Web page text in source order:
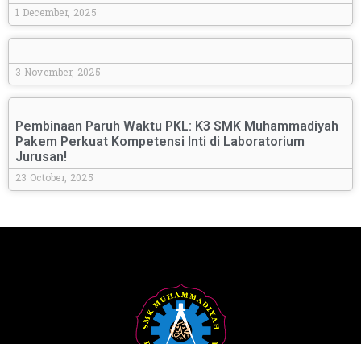
1 December, 2025
3 November, 2025
Pembinaan Paruh Waktu PKL: K3 SMK Muhammadiyah
Pakem Perkuat Kompetensi Inti di Laboratorium
Jurusan!
23 October, 2025